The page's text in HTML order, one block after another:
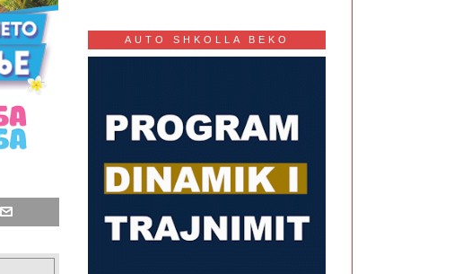
AUTO SHKOLLA BEKO